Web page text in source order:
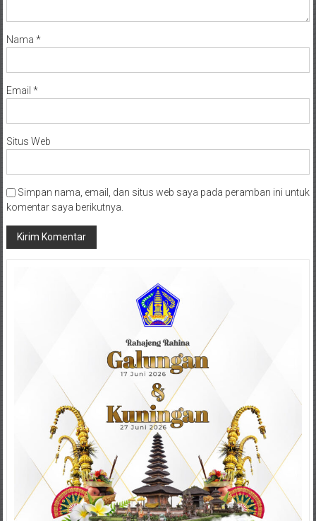
Nama *
Email *
Situs Web
Simpan nama, email, dan situs web saya pada peramban ini untuk
komentar saya berikutnya.